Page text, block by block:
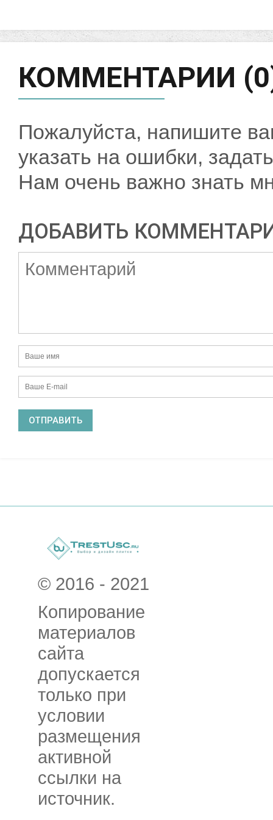
КОММЕНТАРИИ
Пожалуйста, напишите
указать на ошибки,
Нам очень важно знать
ДОБАВИТЬ
© 2016 - 2021
Копирование
материалов
сайта
допускается
только при
условии
размещения
активной
ссылки на
источник.